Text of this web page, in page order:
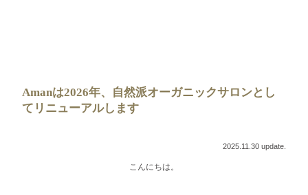
Amanは2026年、自然派オーガニックサロンとし
てリニューアルします
2025.11.30 update.
こんにちは。